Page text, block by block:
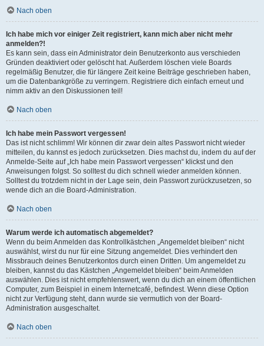
Nach oben
Ich habe mich vor einiger Zeit registriert, kann mich aber nicht mehr
anmelden?!
Es kann sein, dass ein Administrator dein Benutzerkonto aus verschieden
Gründen deaktiviert oder gelöscht hat. Außerdem löschen viele Boards
regelmäßig Benutzer, die für längere Zeit keine Beiträge geschrieben haben,
um die Datenbankgröße zu verringern. Registriere dich einfach erneut und
nimm aktiv an den Diskussionen teil!
Nach oben
Ich habe mein Passwort vergessen!
Das ist nicht schlimm! Wir können dir zwar dein altes Passwort nicht wieder
mitteilen, du kannst es jedoch zurücksetzen. Dies machst du, indem du auf der
Anmelde-Seite auf „Ich habe mein Passwort vergessen“ klickst und den
Anweisungen folgst. So solltest du dich schnell wieder anmelden können.
Solltest du trotzdem nicht in der Lage sein, dein Passwort zurückzusetzen, so
wende dich an die Board-Administration.
Nach oben
Warum werde ich automatisch abgemeldet?
Wenn du beim Anmelden das Kontrollkästchen „Angemeldet bleiben“ nicht
auswählst, wirst du nur für eine Sitzung angemeldet. Dies verhindert den
Missbrauch deines Benutzerkontos durch einen Dritten. Um angemeldet zu
bleiben, kannst du das Kästchen „Angemeldet bleiben“ beim Anmelden
auswählen. Dies ist nicht empfehlenswert, wenn du dich an einem öffentlichen
Computer, zum Beispiel in einem Internetcafé, befindest. Wenn diese Option
nicht zur Verfügung steht, dann wurde sie vermutlich von der Board-
Administration ausgeschaltet.
Nach oben